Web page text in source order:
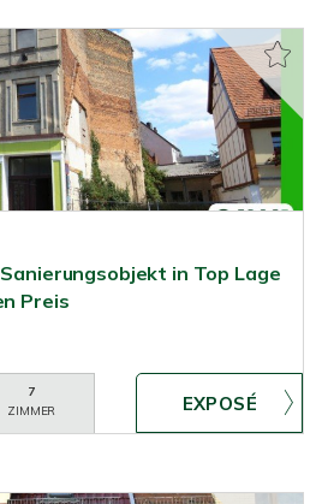
Sanierungsobjekt in Top Lage
Preis
7
ZIMMER